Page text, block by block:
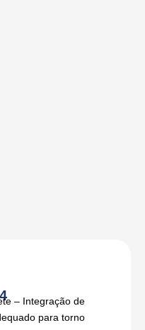
– Integração de
para torno